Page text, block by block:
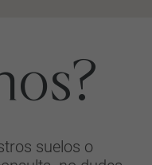
suelos o